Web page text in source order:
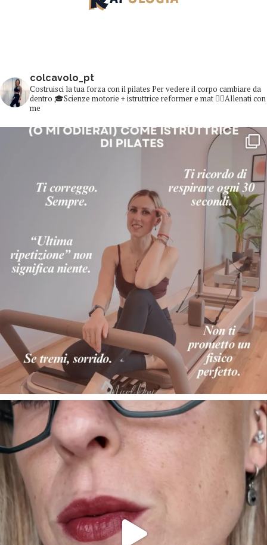
colcavolo_pt
Costruisci la tua forza con il pilates Per vedere il corpo cambiare da
dentro 🎓Scienze motorie + istruttrice reformer e mat 👇🏻Allenati con
me